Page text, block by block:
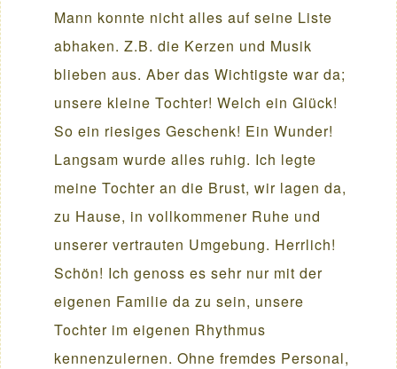
Mann konnte nicht alles auf seine Liste
abhaken. Z.B. die Kerzen und Musik
blieben aus. Aber das Wichtigste war da;
unsere kleine Tochter! Welch ein Glück!
So ein riesiges Geschenk! Ein Wunder!
Langsam wurde alles ruhig. Ich legte
meine Tochter an die Brust, wir lagen da,
zu Hause, in vollkommener Ruhe und
unserer vertrauten Umgebung. Herrlich!
Schön! Ich genoss es sehr nur mit der
eigenen Familie da zu sein, unsere
Tochter im eigenen Rhythmus
kennenzulernen. Ohne fremdes Personal,